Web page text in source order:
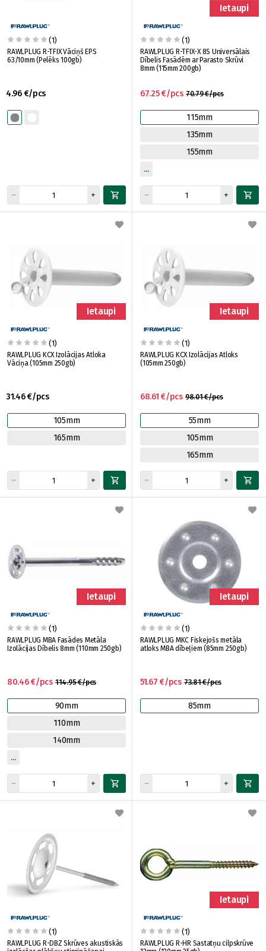
(1)
RAWLPLUG R-TFIX Vāciņš EPS
63/10mm (Pelēks 100gb)
4.96 €/pcs
Ietaupi
(1)
RAWLPLUG R-TFIX-X 8S Universālais
Dībelis Fasādēm ar Parasto Skrūvi
8mm (115mm 200gb)
70.79 €/pcs
67.25 €/pcs
115mm
135mm
155mm
Ietaupi
(1)
RAWLPLUG KCX Izolācijas Atloka
Vāciņa (105mm 250gb)
31.46 €/pcs
105mm
165mm
Ietaupi
(1)
RAWLPLUG KCX Izolācijas Atloks
(105mm 250gb)
98.01 €/pcs
68.61 €/pcs
55mm
105mm
165mm
Ietaupi
(1)
RAWLPLUG MBA Fasādes Metāla
Izolācijas Dībelis 8mm (110mm 250gb)
114.95 €/pcs
80.46 €/pcs
90mm
110mm
140mm
Ietaupi
(1)
RAWLPLUG MKC Fiskejošs metāla
atloks MBA dībeļiem (85mm 250gb)
73.81 €/pcs
51.67 €/pcs
85mm
(1)
RAWLPLUG R-DBZ Skrūves akustiskās
Ietaupi
(1)
RAWLPLUG R-HR Sastatņu cilpskrūve